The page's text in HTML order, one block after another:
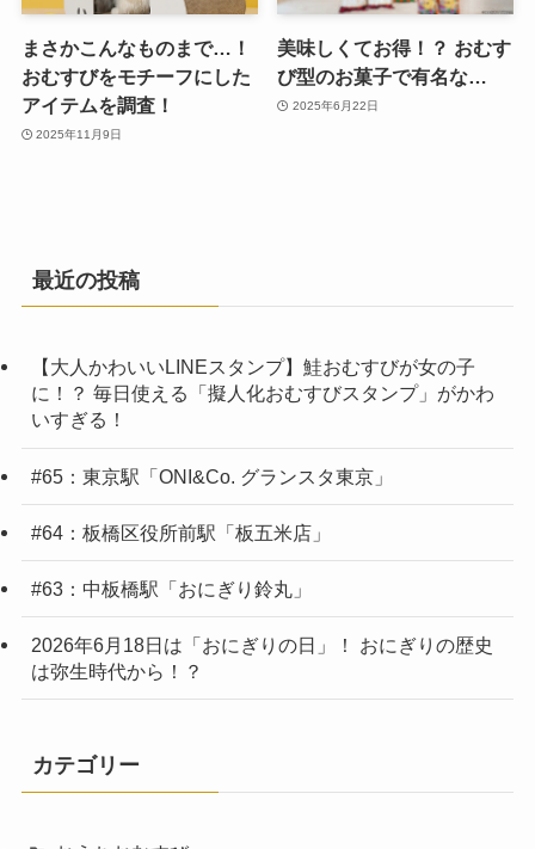
まさかこんなものまで…！
おむすびをモチーフにした
アイテムを調査！
2025年11月9日
美味しくてお得！？ おむす
び型のお菓子で有名な…
2025年6月22日
最近の投稿
【大人かわいいLINEスタンプ】鮭おむすびが女の子
に！？ 毎日使える「擬人化おむすびスタンプ」がかわ
いすぎる！
#65：東京駅「ONI&Co. グランスタ東京」
#64：板橋区役所前駅「板五米店」
#63：中板橋駅「おにぎり鈴丸」
2026年6月18日は「おにぎりの日」！ おにぎりの歴史
は弥生時代から！？
カテゴリー